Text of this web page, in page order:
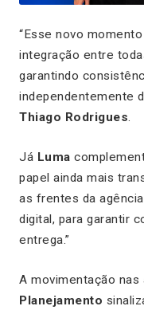
“Esse novo
integração entre
garantindo
independentemente
Thiago Rodrigues.
Já Luma
papel ainda mais
as frentes da
digital, para garantir
entrega.”
A movimentação nas
Planejamento